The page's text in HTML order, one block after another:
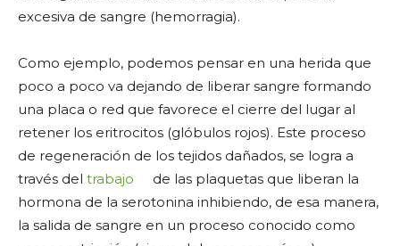
excesiva de sangre (hemorragia).
Como ejemplo, podemos pensar en una herida que
poco a poco va dejando de liberar sangre formando
una placa o red que favorece el cierre del lugar al
retener los eritrocitos (glóbulos rojos). Este proceso
de regeneración de los tejidos dañados, se logra a
través del trabajo
de las plaquetas que liberan la
hormona de la serotonina inhibiendo, de esa manera,
la salida de sangre en un proceso conocido como